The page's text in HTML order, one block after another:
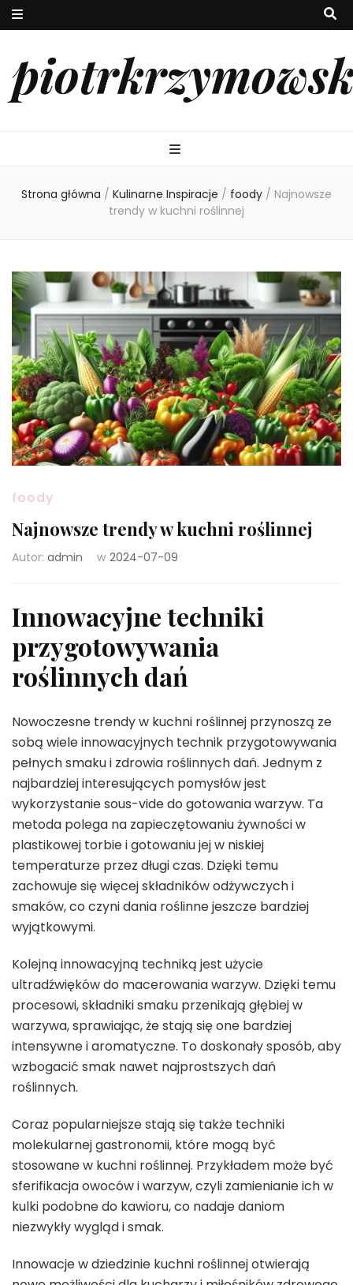
Strona główna / Kulinarne Inspiracje / foody / Najnowsze
trendy w kuchni roślinnej
foody
Najnowsze trendy w kuchni roślinnej
Autor: admin w 2024-07-09
Innowacyjne techniki
przygotowywania
roślinnych dań
Nowoczesne trendy w kuchni roślinnej przynoszą ze
sobą wiele innowacyjnych technik przygotowywania
pełnych smaku i zdrowia roślinnych dań. Jednym z
najbardziej interesujących pomysłów jest
wykorzystanie sous-vide do gotowania warzyw. Ta
metoda polega na zapieczętowaniu żywności w
plastikowej torbie i gotowaniu jej w niskiej
temperaturze przez długi czas. Dzięki temu
zachowuje się więcej składników odżywczych i
smaków, co czyni dania roślinne jeszcze bardziej
wyjątkowymi.
Kolejną innowacyjną techniką jest użycie
ultradźwięków do macerowania warzyw. Dzięki temu
procesowi, składniki smaku przenikają głębiej w
warzywa, sprawiając, że stają się one bardziej
intensywne i aromatyczne. To doskonały sposób, aby
wzbogacić smak nawet najprostszych dań
roślinnych.
Coraz popularniejsze stają się także techniki
molekularnej gastronomii, które mogą być
stosowane w kuchni roślinnej. Przykładem może być
sferifikacja owoców i warzyw, czyli zamienianie ich w
kulki podobne do kawioru, co nadaje daniom
niezwykły wygląd i smak.
Innowacje w dziedzinie kuchni roślinnej otwierają